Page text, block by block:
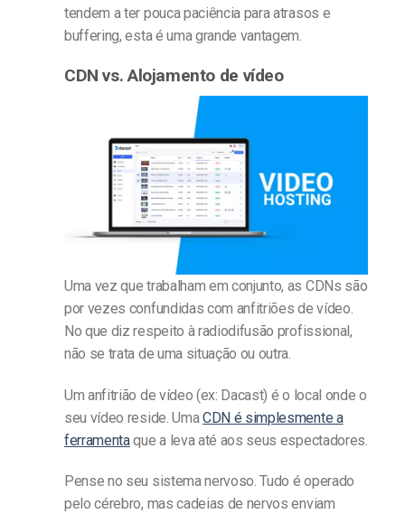
tendem a ter pouca paciência para atrasos e
buffering, esta é uma grande vantagem.
CDN vs. Alojamento de vídeo
Uma vez que trabalham em conjunto, as CDNs são
por vezes confundidas com anfitriões de vídeo.
No que diz respeito à radiodifusão profissional,
não se trata de uma situação ou outra.
Um anfitrião de vídeo (ex: Dacast) é o local onde o
seu vídeo reside. UmaCDN é simplesmente a
ferramentaque a leva até aos seus espectadores.
Pense no seu sistema nervoso. Tudo é operado
pelo cérebro, mas cadeias de nervos enviam